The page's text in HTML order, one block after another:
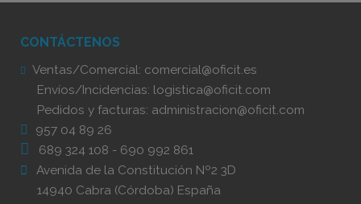
CONTÁCTENOS
Ventas/Comercial: comercial@oficit.es
Envíos/Incidencias: logistica@oficit.com
Pedidos y facturas: administracion@oficit.com
957 04 89 26
689 324 108 - 690 992 861
Avenida de la Constitución Nº2 3D
14940 Cabra (Córdoba) España